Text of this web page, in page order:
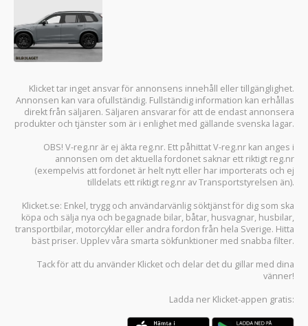
Klicket tar inget ansvar för annonsens innehåll eller tillgänglighet.
Annonsen kan vara ofullständig. Fullständig information kan erhållas
direkt från säljaren. Säljaren ansvarar för att de endast annonsera
produkter och tjänster som är i enlighet med gällande svenska lagar.
OBS! V-reg.nr är ej äkta reg.nr. Ett påhittat V-reg.nr kan anges i
annonsen om det aktuella fordonet saknar ett riktigt reg.nr
(exempelvis att fordonet är helt nytt eller har importerats och ej
tilldelats ett riktigt reg.nr av Transportstyrelsen än).
Klicket.se: Enkel, trygg och användarvänlig söktjänst för dig som ska
köpa och sälja nya och begagnade bilar, båtar, husvagnar, husbilar,
transportbilar, motorcyklar eller andra fordon från hela Sverige. Hitta
bäst priser. Upplev våra smarta sökfunktioner med snabba filter.
Tack för att du använder Klicket och delar det du gillar med dina
vänner!
Ladda ner Klicket-appen gratis: